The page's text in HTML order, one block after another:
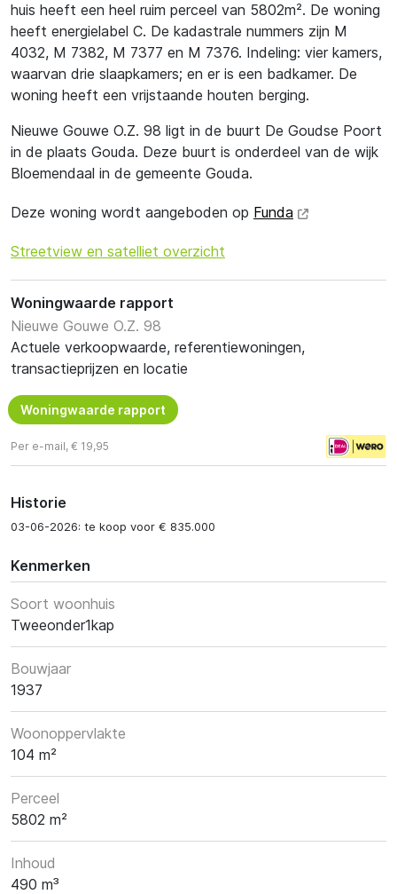
huis heeft een heel ruim perceel van 5802m². De woning
heeft energielabel C. De kadastrale nummers zijn M
4032, M 7382, M 7377 en M 7376. Indeling: vier kamers,
waarvan drie slaapkamers; en er is een badkamer. De
woning heeft een vrijstaande houten berging.
Nieuwe Gouwe O.Z. 98 ligt in de buurt De Goudse Poort
in de plaats Gouda. Deze buurt is onderdeel van de wijk
Bloemendaal in de gemeente Gouda.
Deze woning wordt aangeboden op Funda
Streetview en satelliet overzicht
Woningwaarde rapport
Nieuwe Gouwe O.Z. 98
Actuele verkoopwaarde, referentiewoningen,
transactieprijzen en locatie
Woningwaarde rapport
Per e-mail, € 19,95
Historie
03-06-2026: te koop voor € 835.000
Kenmerken
Soort woonhuis
Tweeonder1kap
Bouwjaar
1937
Woonoppervlakte
104 m²
Perceel
5802 m²
Inhoud
490 m³